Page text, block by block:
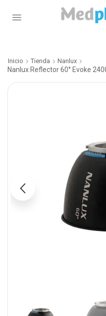
Inicio Tienda Nanlux
Nanlux Reflector 60° Evoke